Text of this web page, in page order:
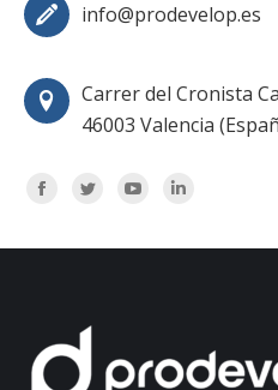
info@prodevelop.es
Carrer del Cronista
46003 Valencia
Encuéntranos en:
Facebook
TwitterYouTube